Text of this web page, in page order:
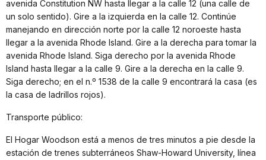
avenida Constitution NW hasta llegar a la calle 12 (una calle de
un solo sentido). Gire a la izquierda en la calle 12. Continúe
manejando en dirección norte por la calle 12 noroeste hasta
llegar a la avenida Rhode Island. Gire a la derecha para tomar la
avenida Rhode Island. Siga derecho por la avenida Rhode
Island hasta llegar a la calle 9. Gire a la derecha en la calle 9.
Siga derecho; en el n.º 1538 de la calle 9 encontrará la casa (es
la casa de ladrillos rojos).
Transporte público:
El Hogar Woodson está a menos de tres minutos a pie desde la
estación de trenes subterráneos Shaw-Howard University, línea